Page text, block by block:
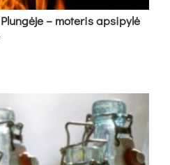
– mo­te­ris ap­si­py­lė